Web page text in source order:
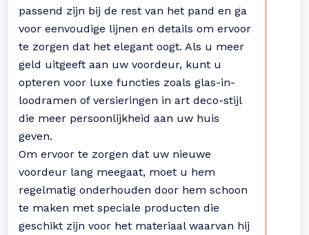
passend zijn bij de rest van het pand en ga
voor eenvoudige lijnen en details om ervoor
te zorgen dat het elegant oogt. Als u meer
geld uitgeeft aan uw voordeur, kunt u
opteren voor luxe functies zoals glas-in-
loodramen of versieringen in art deco-stijl
die meer persoonlijkheid aan uw huis
geven.
Om ervoor te zorgen dat uw nieuwe
voordeur lang meegaat, moet u hem
regelmatig onderhouden door hem schoon
te maken met speciale producten die
geschikt zijn voor het materiaal waarvan hij